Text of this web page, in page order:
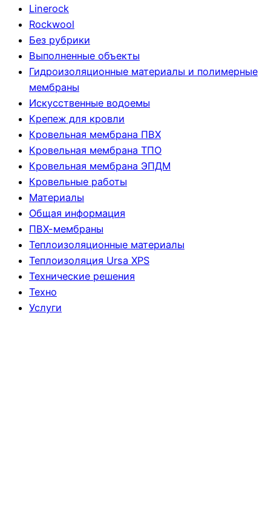
Linerock
Rockwool
Без рубрики
Выполненные объекты
Гидроизоляционные материалы и полимерные
мембраны
Искусственные водоемы
Крепеж для кровли
Кровельная мембрана ПВХ
Кровельная мембрана ТПО
Кровельная мембрана ЭПДМ
Кровельные работы
Материалы
Общая информация
ПВХ-мембраны
Теплоизоляционные материалы
Теплоизоляция Ursa XPS
Технические решения
Техно
Услуги